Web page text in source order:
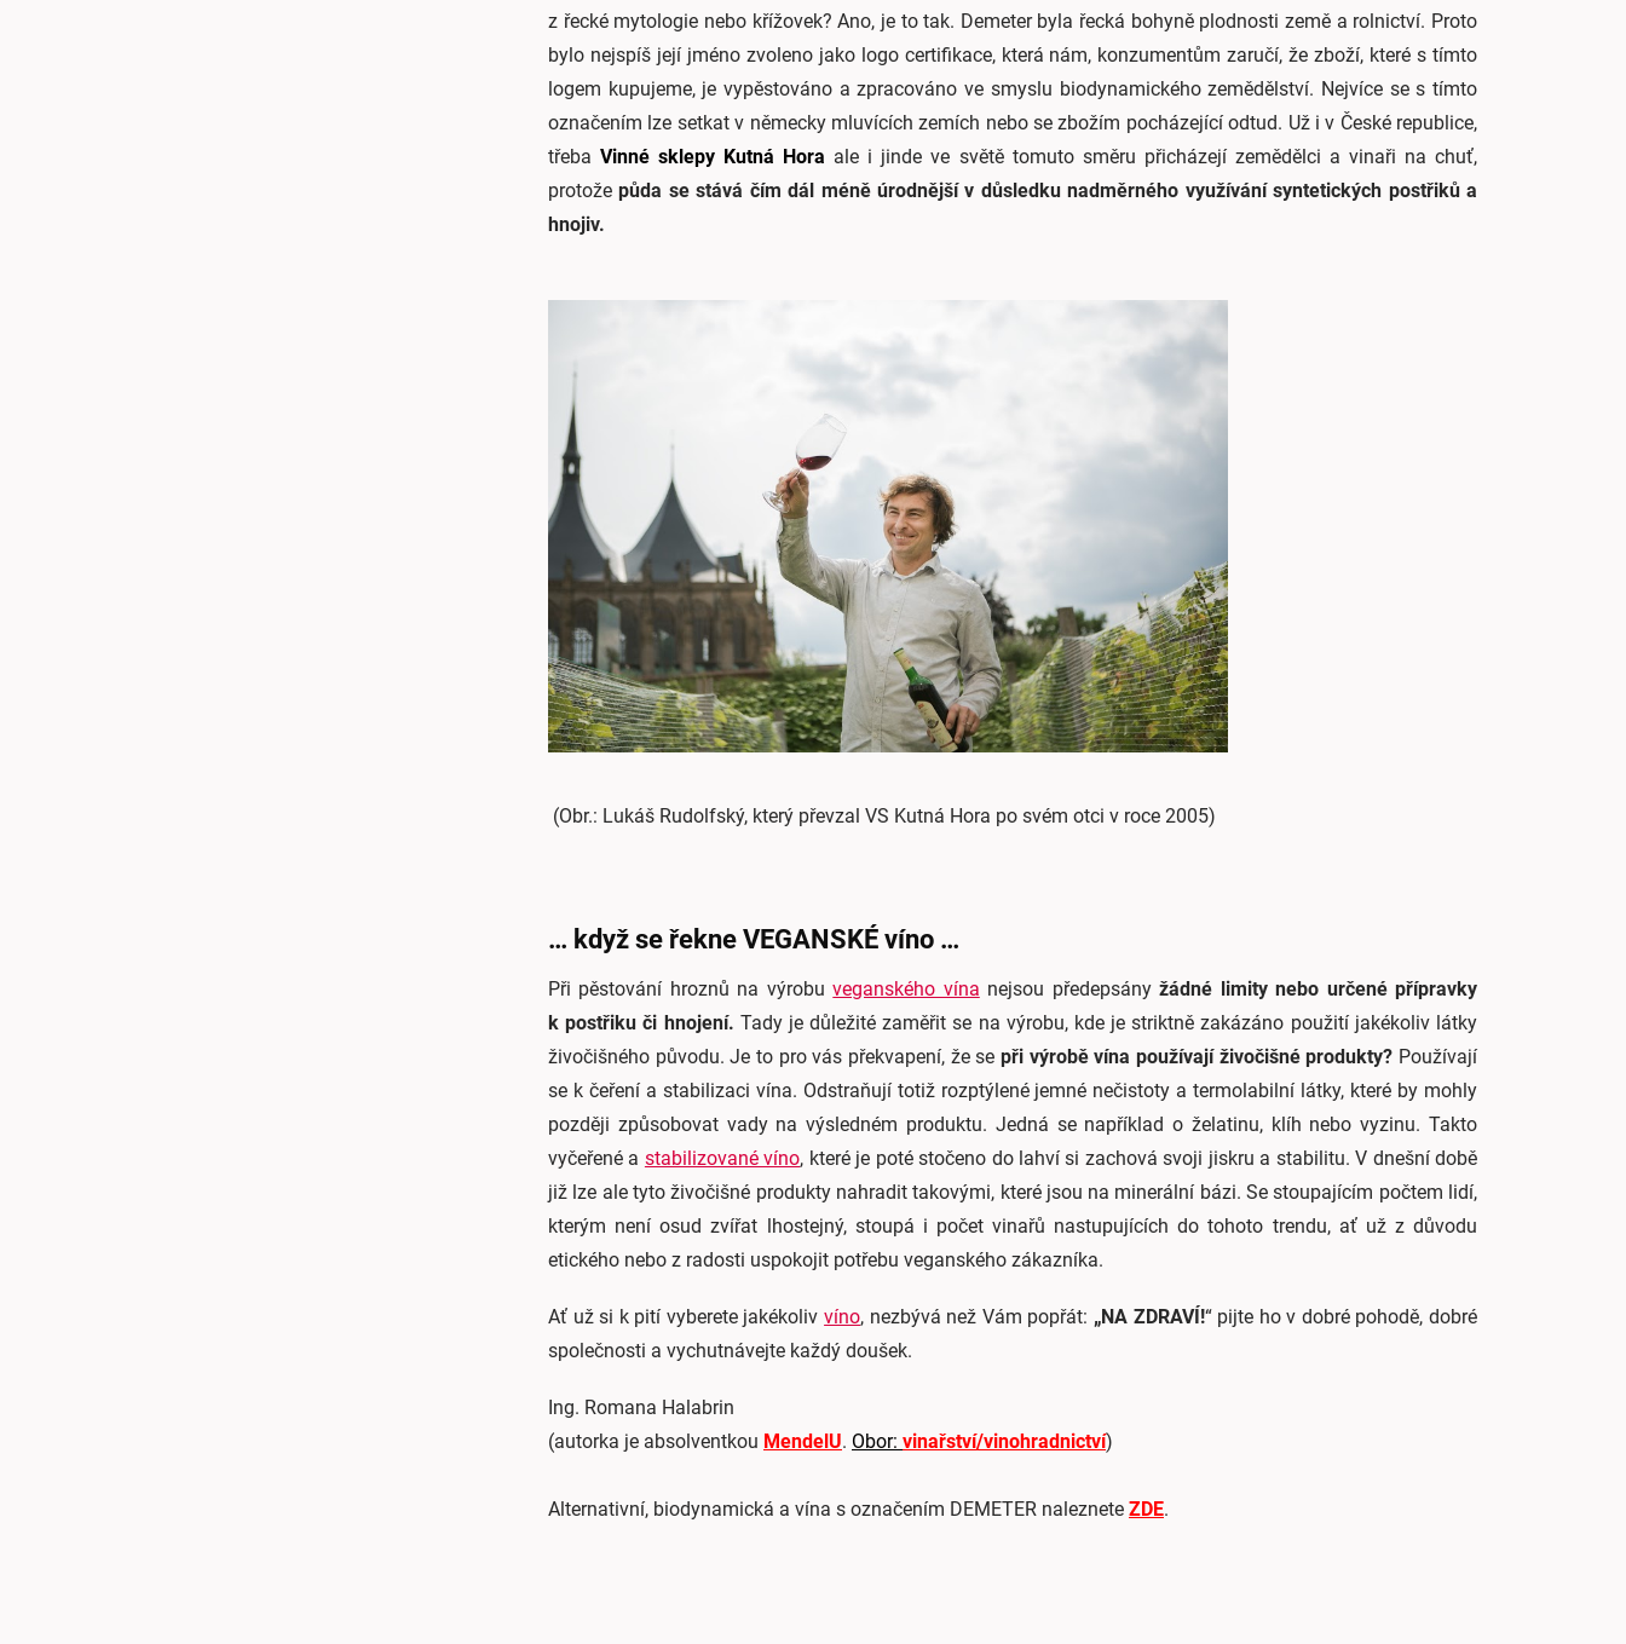
z řecké mytologie nebo křížovek? Ano, je to tak. Demeter byla řecká bohyně plodnosti země a rolnictví. Proto
bylo nejspíš její jméno zvoleno jako logo certifikace, která nám, konzumentům zaručí, že zboží, které s tímto
logem kupujeme, je vypěstováno a zpracováno ve smyslu biodynamického zemědělství. Nejvíce se s tímto
označením lze setkat v německy mluvících zemích nebo se zbožím pocházející odtud. Už i v České republice,
třeba Vinné sklepy Kutná Hora ale i jinde ve světě tomuto směru přicházejí zemědělci a vinaři na chuť,
protože půda se stává čím dál méně úrodnější v důsledku nadměrného využívání syntetických postřiků a
hnojiv.
(Obr.: Lukáš Rudolfský, který převzal VS Kutná Hora po svém otci v roce 2005)
… když se řekne VEGANSKÉ víno …
Při pěstování hroznů na výrobuveganského vína nejsou předepsány žádné limity nebo určené přípravky
k postřiku či hnojení. Tady je důležité zaměřit se na výrobu, kde je striktně zakázáno použití jakékoliv látky
živočišného původu. Je to pro vás překvapení, že se při výrobě vína používají živočišné produkty? Používají
se k čeření a stabilizaci vína. Odstraňují totiž rozptýlené jemné nečistoty a termolabilní látky, které by mohly
později způsobovat vady na výsledném produktu. Jedná se například o želatinu, klíh nebo vyzinu. Takto
vyčeřené a stabilizované víno, které je poté stočeno do lahví si zachová svoji jiskru a stabilitu. V dnešní době
již lze ale tyto živočišné produkty nahradit takovými, které jsou na minerální bázi. Se stoupajícím počtem lidí,
kterým není osud zvířat lhostejný, stoupá i počet vinařů nastupujících do tohoto trendu, ať už z důvodu
etického nebo z radosti uspokojit potřebu veganského zákazníka.
Ať už si k pití vyberete jakékoliv víno, nezbývá než Vám popřát: „NA ZDRAVÍ!“ pijte ho v dobré pohodě, dobré
společnosti a vychutnávejte každý doušek.
Ing. Romana Halabrin
(autorka je absolventkou MendelU. Obor: vinařství/vinohradnictví)
Alternativní, biodynamická a vína s označením DEMETER naleznete ZDE.